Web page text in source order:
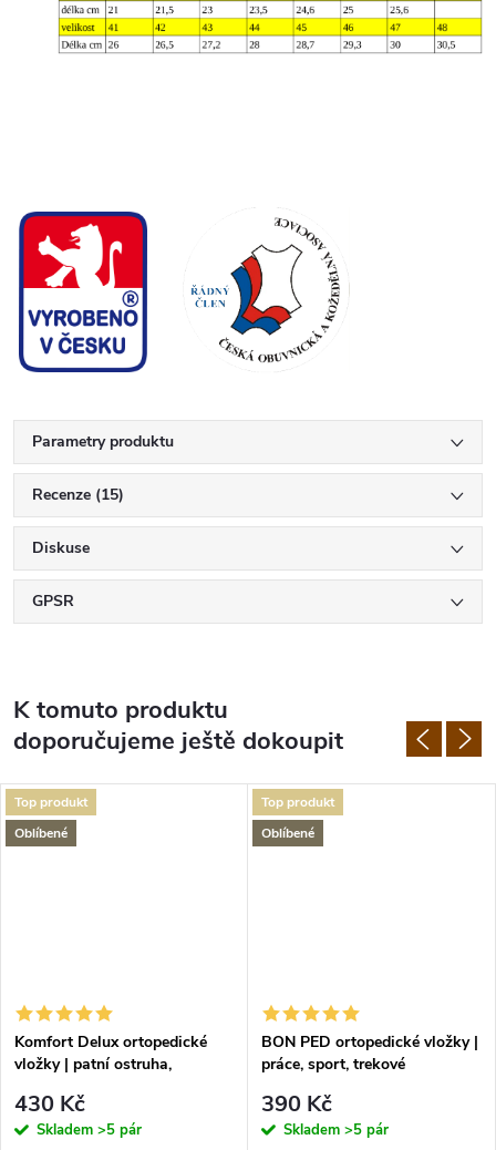
Parametry produktu
Recenze (15)
Diskuse
GPSR
K tomuto produktu
doporučujeme ještě dokoupit
Top produkt
Oblíbené
Komfort Delux ortopedické
vložky | patní ostruha,
430 Kč
Skladem >5 pár
Top produkt
Oblíbené
BON PED ortopedické vložky |
práce, sport, trekové
390 Kč
Skladem >5 pár